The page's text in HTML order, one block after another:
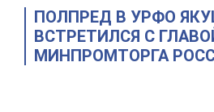
ПОЛПРЕД В УРФО
ВСТРЕТИЛСЯ С
МИНПРОМТОРГА